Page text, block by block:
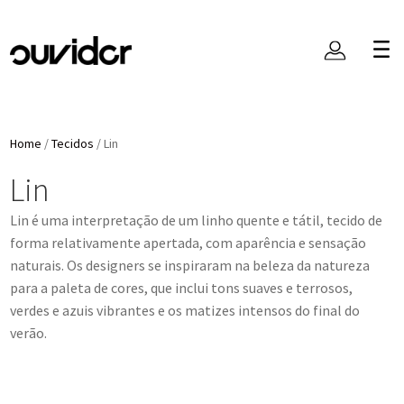
Home /Tecidos /Lin
Lin
Lin é uma interpretação de um linho quente e tátil, tecido de
forma relativamente apertada, com aparência e sensação
naturais. Os designers se inspiraram na beleza da natureza
para a paleta de cores, que inclui tons suaves e terrosos,
verdes e azuis vibrantes e os matizes intensos do final do
verão.